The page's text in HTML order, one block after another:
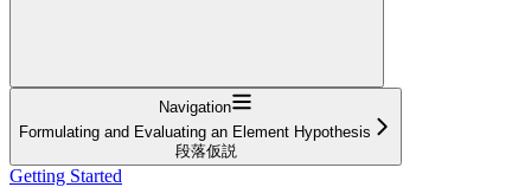
Navigation
Formulating and Evaluating an Element Hypothesis
段落仮説
Getting Started